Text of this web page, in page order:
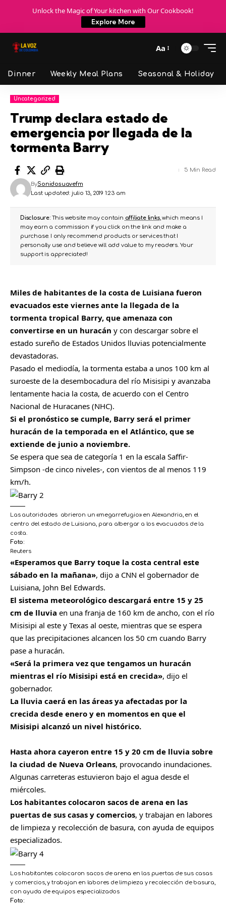
Unlock the Magic of Your kitchen with Our Cookbook!
Explore More
Aa
Dinner Weekly Meal Plans Seasonal & Holiday
Uncategorized
Trump declara estado de
emergencia por llegada de la
tormenta Barry
Last updated: julio 13, 2019 1:23 am
BySonidosuavefm
5 Min Read
Disclosure:This website may contain affiliate links, which means I
may earn a commission if you click on the link and make a
purchase. I only recommend products or services that I
personally use and believe will add value to my readers. Your
support is appreciated!
Miles de habitantes de la costa de Luisiana fueron
evacuados este viernes ante la llegada de la
tormenta tropical Barry, que amenaza con
convertirse en un huracán y con descargar sobre el
estado sureño de Estados Unidos lluvias potencialmente
devastadoras.
Pasado el mediodía, la tormenta estaba a unos 100 km al
suroeste de la desembocadura del río Misisipi y avanzaba
lentamente hacia la costa, de acuerdo con el Centro
Nacional de Huracanes (NHC).
Si el pronóstico se cumple, Barry será el primer
huracán de la temporada en el Atlántico, que se
extiende de junio a noviembre.
Se espera que sea de categoría 1 en la escala Saffir-
Simpson -de cinco niveles-, con vientos de al menos 119
km/h.
Las autoridades abrieron un «megarrefugio» en Alexandria, en el
centro del estado de Luisiana, para albergar a los evacuados de la
costa.
Foto:
Reuters
«Esperamos que Barry toque la costa central este
sábado en la mañana», dijo a CNN el gobernador de
Luisiana, John Bel Edwards.
El sistema meteorológico descargará entre 15 y 25
cm de lluvia en una franja de 160 km de ancho, con el río
Misisipi al este y Texas al oeste, mientras que se espera
que las precipitaciones alcancen los 50 cm cuando Barry
pase a huracán.
«Será la primera vez que tengamos un huracán
mientras el río Misisipi está en crecida», dijo el
gobernador.
La lluvia caerá en las áreas ya afectadas por la
crecida desde enero y en momentos en que el
Misisipi alcanzó un nivel histórico.
Hasta ahora cayeron entre 15 y 20 cm de lluvia sobre
la ciudad de Nueva Orleans, provocando inundaciones.
Algunas carreteras estuvieron bajo el agua desde el
miércoles.
Los habitantes colocaron sacos de arena en las
puertas de sus casas y comercios, y trabajan en labores
de limpieza y recolección de basura, con ayuda de equipos
especializados.
Los habitantes colocaron sacos de arena en las puertas de sus casas
y comercios, y trabajan en labores de limpieza y recolección de basura,
con ayuda de equipos especializados
Foto: